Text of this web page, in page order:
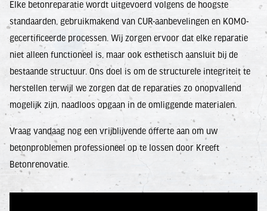
Elke betonreparatie wordt uitgevoerd volgens de hoogste
standaarden, gebruikmakend van CUR-aanbevelingen en KOMO-
gecertificeerde processen. Wij zorgen ervoor dat elke reparatie
niet alleen functioneel is, maar ook esthetisch aansluit bij de
bestaande structuur. Ons doel is om de structurele integriteit te
herstellen terwijl we zorgen dat de reparaties zo onopvallend
mogelijk zijn, naadloos opgaan in de omliggende materialen.
Vraag vandaag nog een vrijblijvende offerte aan om uw
betonproblemen professioneel op te lossen door Kreeft
Betonrenovatie.